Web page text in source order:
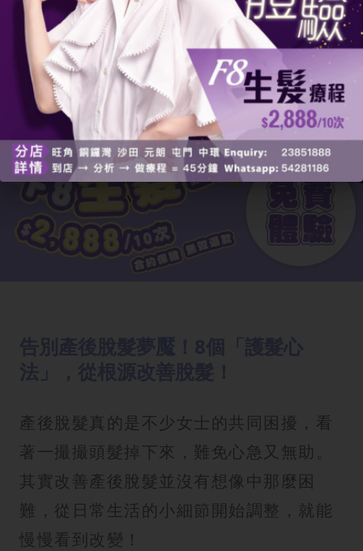
產後脫髮真的是不少女士的共同困擾，看
著一撮撮頭髮掉下來，難免心急又無助。
其實改善產後脫髮並沒有想像中那麼困
難，從日常生活的小細節開始調整，就能
慢慢看到改變！